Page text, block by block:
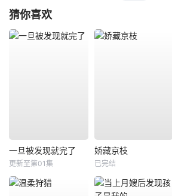
猜你喜欢
一旦被发现就完了
更新至第01集
娇藏京枝
已完结